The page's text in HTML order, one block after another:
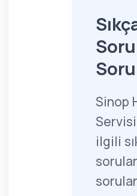
Sinop
ilgili